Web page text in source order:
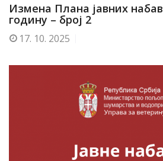
Измена Плана јавних
годину – број 2
17. 10. 2025